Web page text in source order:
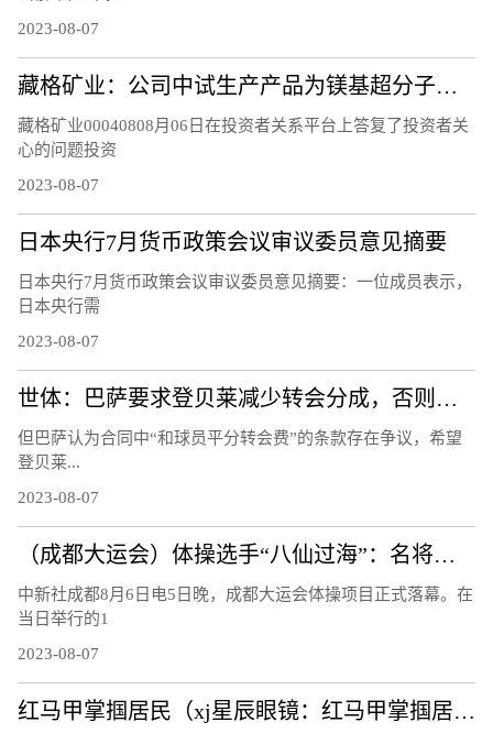
2023-08-07
藏格矿业：公司中试生产产品为镁基超分子层状结构功能材料，不是镁基超导新材料，不含硼元素
藏格矿业00040808月06日在投资者关系平台上答复了投资者关
心的问题投资
2023-08-07
日本央行7月货币政策会议审议委员意见摘要
日本央行7月货币政策会议审议委员意见摘要：一位成员表示，
日本央行需
2023-08-07
世体：巴萨要求登贝莱减少转会分成，否则能将他“扣留”至21日
但巴萨认为合同中“和球员平分转会费”的条款存在争议，希望
登贝莱...
2023-08-07
（成都大运会）体操选手“八仙过海”：名将惺惺相惜 遗憾收获并存
中新社成都8月6日电5日晚，成都大运会体操项目正式落幕。在
当日举行的1
2023-08-07
红马甲掌掴居民（xj星辰眼镜：红马甲掌掴居民）